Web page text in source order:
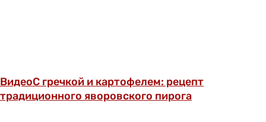
ВидеоС гречкой и картофелем: рецепт
традиционного яворовского пирога